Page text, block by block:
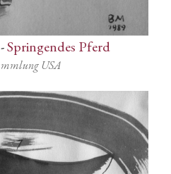
-Springendes Pferd
USA